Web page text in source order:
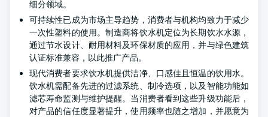
细分领域。
可持续性已成为市场主导趋势，消费者与机构均致力于减少
一次性塑料的使用。制造商将饮水机定位为长期饮水水源，
通过节水设计、耐用材料及环保材质的应用，并与绿色建筑
认证标准兼容，以此推广产品。
现代消费者要求饮水机提供洁净、口感佳且恒温的饮用水。
饮水机需配备先进的过滤系统、制冷选项，以及智能功能如
滤芯寿命监测与维护提醒。当消费者看到这些升级功能后，
对产品的信任度显著提升，使用频率也随之增加，并愿意为